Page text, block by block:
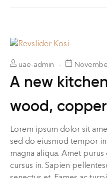
uae-admin
A new
wood,
Lorem ipsum dolor sit
sed do eiusmod tempor
magna aliqua. Amet
cursus in. Sapien